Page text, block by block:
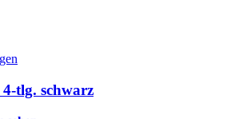
tlg. schwarz